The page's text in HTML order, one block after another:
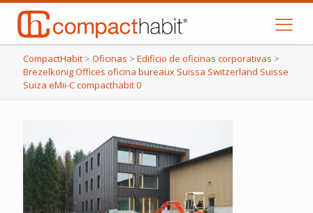
CompactHabit > Oficinas > Edificio de oficinas corporativas >
Brezelkonig Offices oficina bureaux Suïssa Switzerland Suisse
Suiza eMii-C compacthabit 0